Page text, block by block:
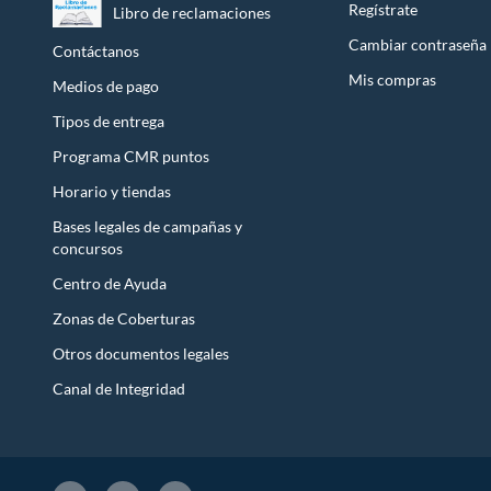
Licores y cigarros electrónicos.
Libro de reclamaciones
Contáctanos
Medios de pago
Tipos de entrega
Programa CMR puntos
Horario y tiendas
Bases legales de campañas y
concursos
Centro de Ayuda
Zonas de Coberturas
Otros documentos legales
Canal de Integridad
Regístrate
Cambiar contraseña
Mis compras